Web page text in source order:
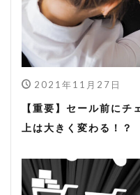
2021年11月27日
【重要】セール前に
上は大きく変わる！？